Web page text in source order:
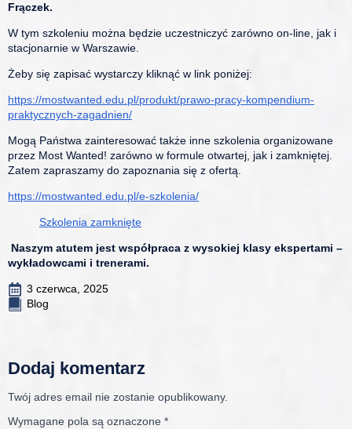
Frączek.
W tym szkoleniu można będzie uczestniczyć zarówno on-line, jak i
stacjonarnie w Warszawie.
Żeby się zapisać wystarczy kliknąć w link poniżej:
https://mostwanted.edu.pl/produkt/prawo-pracy-kompendium-
praktycznych-zagadnien/
Mogą Państwa zainteresować także inne szkolenia organizowane
przez Most Wanted! zarówno w formule otwartej, jak i zamkniętej.
Zatem zapraszamy do zapoznania się z ofertą.
https://mostwanted.edu.pl/e-szkolenia/
Szkolenia zamknięte
Naszym atutem jest współpraca z wysokiej klasy ekspertami –
wykładowcami i trenerami.
3 czerwca, 2025
Blog
Dodaj komentarz
Twój adres email nie zostanie opublikowany.
Wymagane pola są oznaczone *